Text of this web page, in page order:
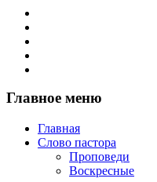
Главное меню
Главная
Слово пастора
Проповеди
Воскресные